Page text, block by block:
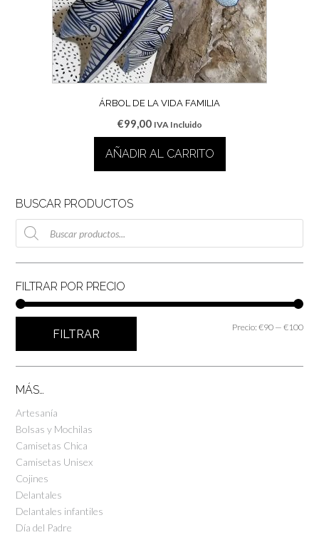
ÁRBOL DE LA VIDA FAMILIA
€99,00 IVA Incluido
AÑADIR AL CARRITO
BUSCAR PRODUCTOS
Búsqueda
de
productos
FILTRAR POR PRECIO
FILTRAR
Precio: €90 — €100
MÁS…
Artesanía
Bolsas y Mochilas
Camisetas Chica
Camisetas Unisex
Cojines
Delantales
Delantales infantiles
Día del Padre